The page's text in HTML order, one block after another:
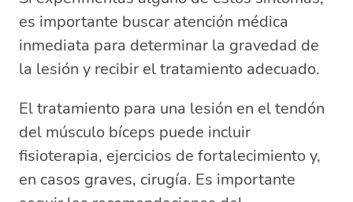
es importante buscar atención médica
inmediata para determinar la gravedad de
la lesión y recibir el tratamiento adecuado.
El tratamiento para una lesión en el tendón
del músculo bíceps puede incluir
fisioterapia, ejercicios de fortalecimiento y,
en casos graves, cirugía. Es importante